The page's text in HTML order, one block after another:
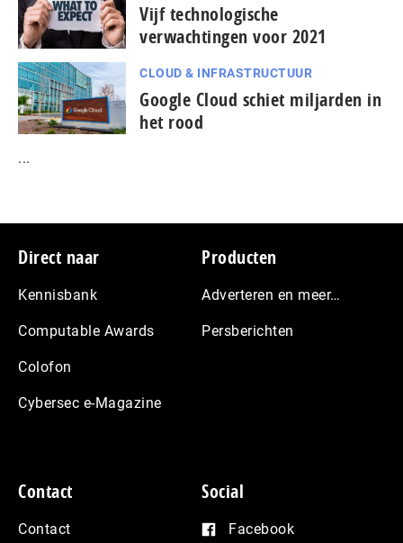
Vijf technologische
verwachtingen voor 2021
CLOUD & INFRASTRUCTUUR
Google Cloud schiet miljarden in
het rood
...
Footer
Direct naar
Kennisbank
Computable Awards
Colofon
Cybersec e-Magazine
Producten
Adverteren en meer…
Persberichten
Contact
Contact
Social
Facebook